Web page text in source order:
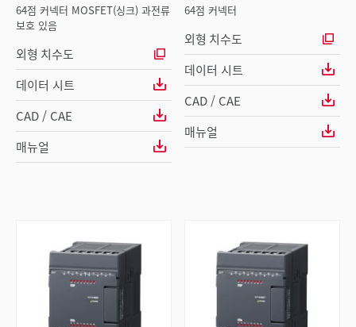
64점 커넥터 MOSFET(싱크) 과전류
보호 있음
외형 치수도
데이터 시트
CAD / CAE
매뉴얼
64점 커넥터
외형 치수도
데이터 시트
CAD / CAE
매뉴얼